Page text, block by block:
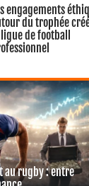
engagements
du trophée
ligue de football
au rugby : entre